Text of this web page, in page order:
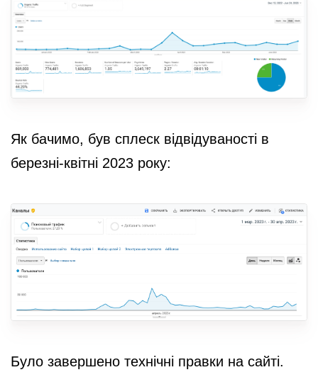
Як бачимо, був сплеск відвідуваності в
березні-квітні 2023 року:
Було завершено технічні правки на сайті.